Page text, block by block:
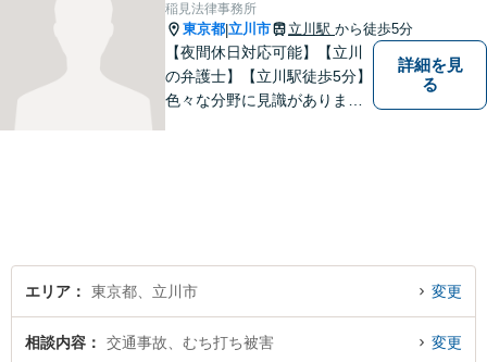
稲見法律事務所
東京都|立川市 立川駅 から徒歩5分
【夜間休日対応可能】【立川
の弁護士】【立川駅徒歩5分】
色々な分野に見識がありま
詳細を見
る
エリア 東京都、立川市 変更
相談内容 交通事故、むち打ち被害 変更